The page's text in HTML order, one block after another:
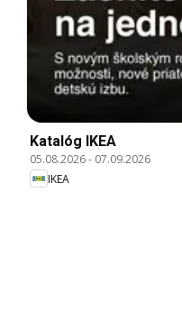
Katalóg IKEA
05.08.2026- 07.09.2026
IKEA